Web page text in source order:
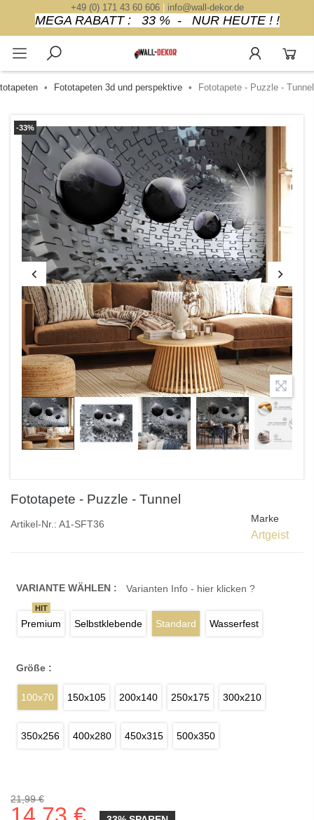
+49 (0) 171 43 60 606| info@wall-dekor.de
MEGA RABATT : 33 % - NUR HEUTE ! !
Fototapeten 3d und perspektive Fototapete - Puzzle - Tunnel
-33%
Fototapete - Puzzle - Tunnel
Artikel-Nr.: A1-SFT36 Marke
Artgeist
VARIANTE WÄHLEN : Varianten Info - hier klicken ?
Premium
HIT
Selbstklebende Standard Wasserfest
Größe :
100x70 150x105 200x140 250x175 300x210
350x256 400x280 450x315 500x350
21,99 €